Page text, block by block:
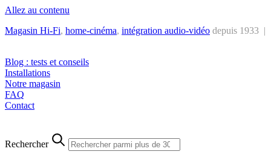
Allez au contenu
Magasin Hi-Fi, home-cinéma, intégration audio-vidéo depuis 1933 |
Blog : tests et conseils
Installations
Notre magasin
FAQ
Contact
Rechercher